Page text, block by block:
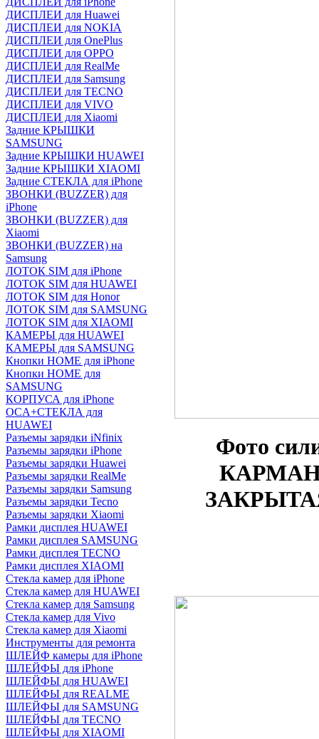
ДИСПЛЕИ для Huawei
ДИСПЛЕИ для NOKIA
ДИСПЛЕИ для OnePlus
ДИСПЛЕИ для OPPO
ДИСПЛЕИ для RealMe
ДИСПЛЕИ для Samsung
ДИСПЛЕИ для TECNO
ДИСПЛЕИ для VIVO
ДИСПЛЕИ для Xiaomi
Задние КРЫШКИ
SAMSUNG
Задние КРЫШКИ HUAWEI
Задние КРЫШКИ XIAOMI
Задние СТЕКЛА для iPhone
ЗВОНКИ (BUZZER) для
iPhone
ЗВОНКИ (BUZZER) для
Xiaomi
ЗВОНКИ (BUZZER) на
Samsung
ЛОТОК SIM для iPhone
ЛОТОК SIM для HUAWEI
ЛОТОК SIM для Honor
ЛОТОК SIM для SAMSUNG
ЛОТОК SIM для XIAOMI
КАМЕРЫ для HUAWEI
КАМЕРЫ для SAMSUNG
Кнопки HOME для iPhone
Кнопки HOME для
SAMSUNG
КОРПУСА для iPhone
OCA+СТЕКЛА для
HUAWEI
Разъемы зарядки iNfinix
Разъемы зарядки iPhone
Разъемы зарядки Huawei
Разъемы зарядки RealMe
Разъемы зарядки Samsung
Разъемы зарядки Tecno
Разъемы зарядки Xiaomi
Рамки дисплея HUAWEI
Рамки дисплея SAMSUNG
Рамки дисплея TECNO
Рамки дисплея XIAOMI
Стекла камер для iPhone
Стекла камер для HUAWEI
Стекла камер для Samsung
Стекла камер для Vivo
Стекла камер для Xiaomi
Инструменты для ремонта
ШЛЕЙФ камеры для iPhone
ШЛЕЙФЫ для iPhone
ШЛЕЙФЫ для HUAWEI
ШЛЕЙФЫ для REALME
ШЛЕЙФЫ для SAMSUNG
ШЛЕЙФЫ для TECNO
ШЛЕЙФЫ для XIAOMI
Фото